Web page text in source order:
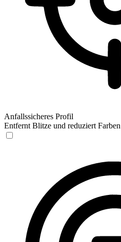
Anfallssicheres Profil
Entfernt Blitze und reduziert Farben